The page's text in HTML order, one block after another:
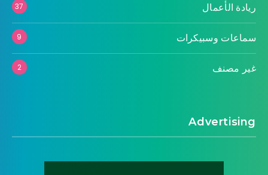
ريادة الأعمال 37
سماعات وسبيكرات 9
غير مصنف 2
Advertising